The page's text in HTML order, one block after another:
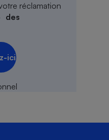
réclamation
des
ici